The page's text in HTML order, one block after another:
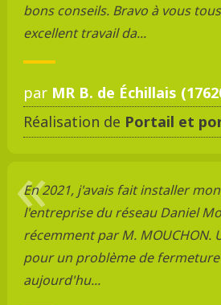
bons conseils. Bravo à vous
excellent travail da...
par MR B. de Échillais
Réalisation de Portail et
En 2021, j'avais fait installer
l'entreprise du réseau Daniel
récemment par M. MOUCHON.
pour un problème de
aujourd'hu...